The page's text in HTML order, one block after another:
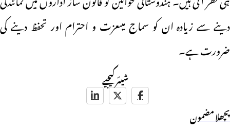
دینے سے زیادہ ان کو سماج میںعزت و احترام اور تحفظ دینے کی
ضرورت ہے۔
شیئر کیجیے
پچھلا مضمون